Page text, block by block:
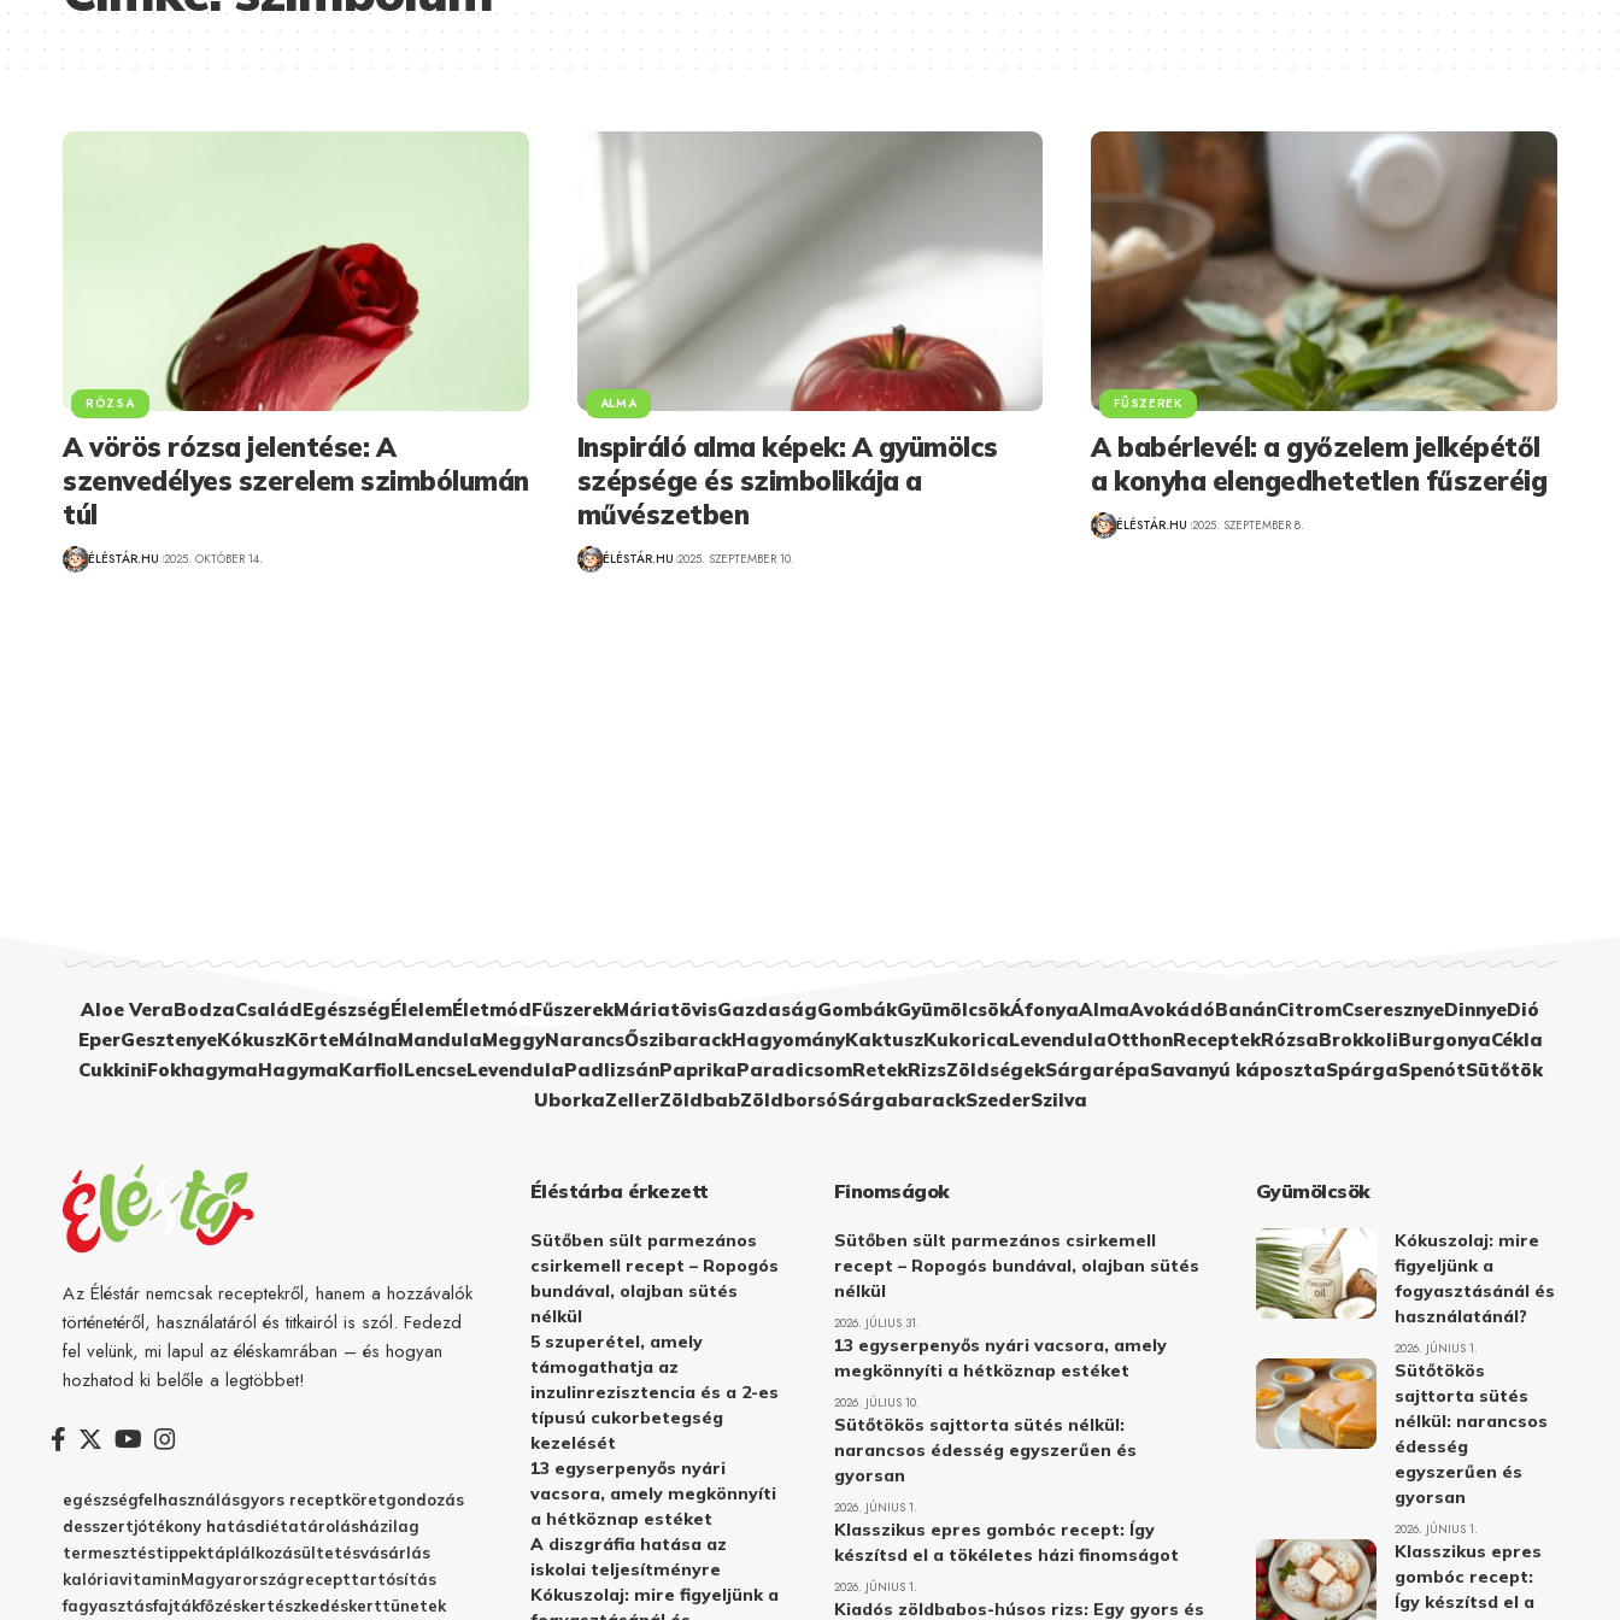
RÓZSA
A vörös rózsa jelentése: A
szenvedélyes szerelem szimbólumán
túl
ÉLÉSTÁR.HU 2025. OKTÓBER 14.
ALMA
Inspiráló alma képek: A gyümölcs
szépsége és szimbolikája a
művészetben
ÉLÉSTÁR.HU 2025. SZEPTEMBER 10.
FŰSZEREK
A babérlevél: a győzelem jelképétől
a konyha elengedhetetlen fűszeréig
ÉLÉSTÁR.HU 2025. SZEPTEMBER 8.
Aloe VeraBodzaCsaládEgészségÉlelemÉletmódFűszerekMáriatövisGazdaságGombákGyümölcsökÁfonyaAlmaAvokádóBanánCitromCseresznyeDinnyeDió
EperGesztenyeKókuszKörteMálnaMandulaMeggyNarancsŐszibarackHagyományKaktuszKukoricaLevendulaOtthonReceptekRózsaBrokkoliBurgonyaCékla
CukkiniFokhagymaHagymaKarfiolLencseLevendulaPadlizsánPaprikaParadicsomRetekRizsZöldségekSárgarépaSavanyú káposztaSpárgaSpenótSütőtök
UborkaZellerZöldbabZöldborsóSárgabarackSzederSzilva
Az Éléstár nemcsak receptekről, hanem a hozzávalók
történetéről, használatáról és titkairól is szól. Fedezd
fel velünk, mi lapul az éléskamrában – és hogyan
hozhatod ki belőle a legtöbbet!
egészségfelhasználásgyors receptköretgondozás
desszertjótékony hatásdiétatárolásházilag
termesztéstippektáplálkozásültetésvásárlás
kalóriavitaminMagyarországrecepttartósítás
fagyasztásfajtákfőzéskertészkedéskerttünetek
Éléstárba érkezett
Sütőben sült parmezános
csirkemell recept – Ropogós
bundával, olajban sütés
nélkül
5 szuperétel, amely
támogathatja az
inzulinrezisztencia és a 2-es
típusú cukorbetegség
kezelését
13 egyserpenyős nyári
vacsora, amely megkönnyíti
a hétköznap estéket
A diszgráfia hatása az
iskolai teljesítményre
Kókuszolaj: mire figyeljünk a
Finomságok
Sütőben sült parmezános csirkemell
recept – Ropogós bundával, olajban sütés
nélkül
2026. JÚLIUS 31.
13 egyserpenyős nyári vacsora, amely
megkönnyíti a hétköznap estéket
2026. JÚLIUS 10.
Sütőtökös sajttorta sütés nélkül:
narancsos édesség egyszerűen és
gyorsan
2026. JÚNIUS 1.
Klasszikus epres gombóc recept: Így
készítsd el a tökéletes házi finomságot
2026. JÚNIUS 1.
Kiadós zöldbabos-húsos rizs: Egy gyors és
Gyümölcsök
Kókuszolaj: mire
figyeljünk a
fogyasztásánál és
használatánál?
2026. JÚNIUS 1.
Sütőtökös
sajttorta sütés
nélkül: narancsos
édesség
egyszerűen és
gyorsan
2026. JÚNIUS 1.
Klasszikus epres
gombóc recept:
Így készítsd el a